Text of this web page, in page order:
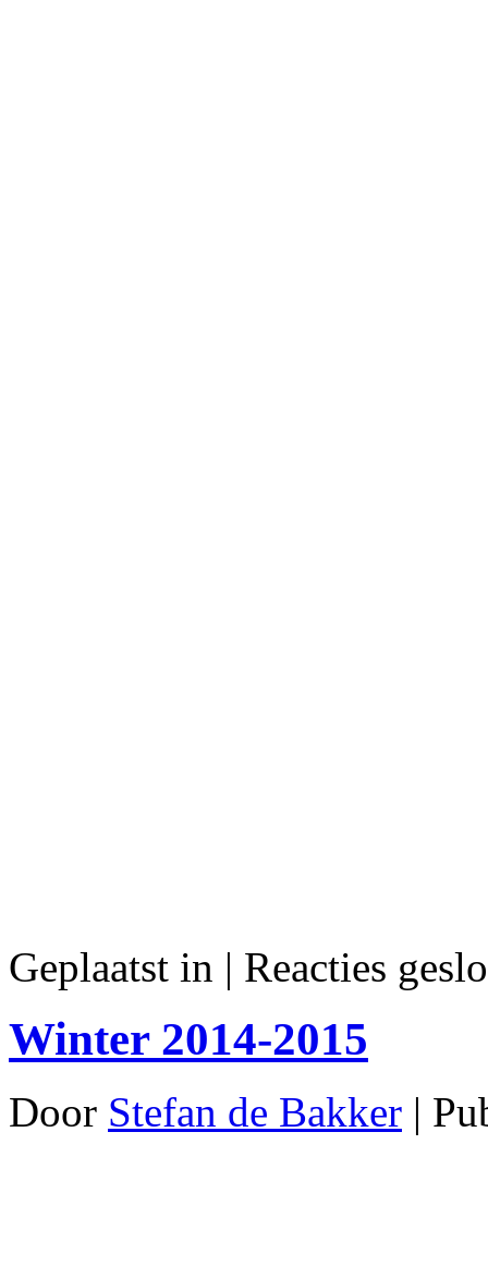
Geplaatst in | Reacties
Winter 2014-2015
Door Stefan de Bakker |